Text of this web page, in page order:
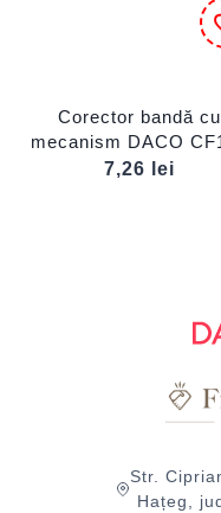
Corector bandă cu
mecanism DACO
7,26
lei
Str.
Hațeg,